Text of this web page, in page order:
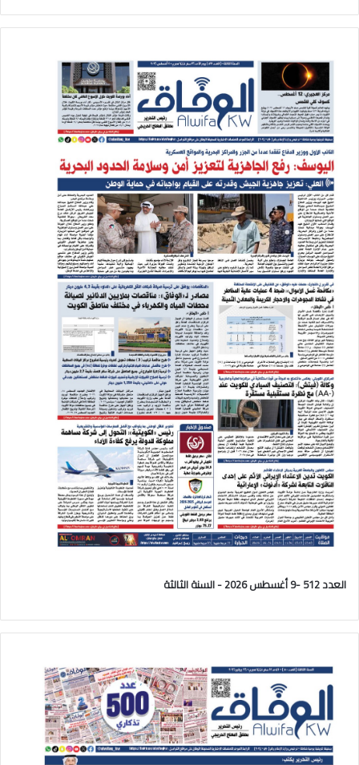
العدد 512 -9 أغسطس 2026 - السنة الثالثة